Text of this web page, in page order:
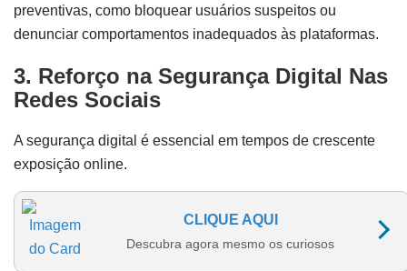
preventivas, como bloquear usuários suspeitos ou
denunciar comportamentos inadequados às plataformas.
3. Reforço na Segurança Digital Nas
Redes Sociais
A segurança digital é essencial em tempos de crescente
exposição online.
CLIQUE AQUI
Descubra agora mesmo os curiosos